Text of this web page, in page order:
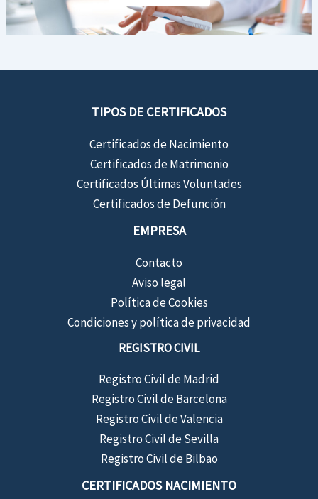
TIPOS DE CERTIFICADOS
Certificados de Nacimiento
Certificados de Matrimonio
Certificados Últimas Voluntades
Certificados de Defunción
EMPRESA
Contacto
Aviso legal
Política de Cookies
Condiciones y política de privacidad
REGISTRO CIVIL
Registro Civil de Madrid
Registro Civil de Barcelona
Registro Civil de Valencia
Registro Civil de Sevilla
Registro Civil de Bilbao
CERTIFICADOS NACIMIENTO